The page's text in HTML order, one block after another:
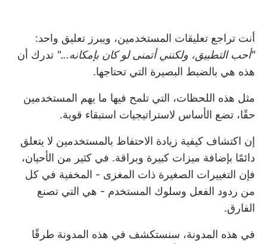
أنت تراجع تعليقات المستخدمين، ويبرز تعليق واحد:
"أحب التطبيق، ولكنني أتمنى لو كان بإمكانه..." تدرك أن
هذه هي بالضبط البصيرة التي تحتاجها.
مثل هذه اللحظات، التي تلمح فيها ما يهم المستخدمين
حقًا، تضع الأساس لاستراتيجيات استبقاء قوية.
إن اكتشاف كيفية زيادة الاحتفاظ بالمستخدمين لا يتعلق
دائمًا بإضافة ميزات كبيرة وبراقة. في كثير من الأحيان،
فإن التغييرات الصغيرة ذات المغزى - المخفية في كل
من ردود الفعل وسلوك المستخدم - هي التي تصنع
الفارق.
في هذه المدونة، سنستكشف في هذه المدونة طرقًا